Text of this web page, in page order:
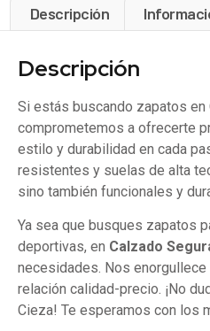
Descripción
Descripción
Si estás buscando zapatos en
comprometemos a ofrecerte
estilo y durabilidad en cada
resistentes y suelas de alta
sino también funcionales y
Ya sea que busques zapatos
deportivas, en Calzado
necesidades. Nos
relación calidad-precio. ¡No
Cieza! Te esperamos con los